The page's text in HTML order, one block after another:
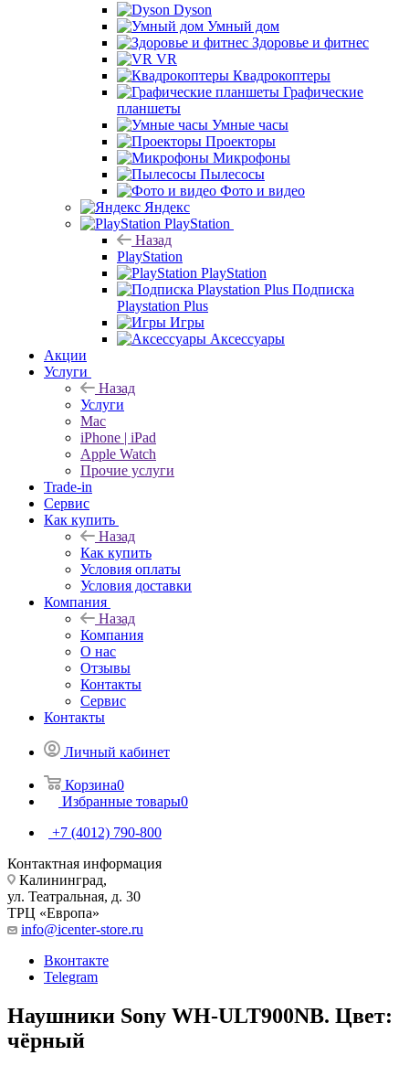
Dyson
Умный дом
Здоровье и фитнес
VR
Квадрокоптеры
Графические
планшеты
Умные часы
Проекторы
Микрофоны
Пылесосы
Фото и видео
Яндекс
PlayStation
Назад
PlayStation
PlayStation
Подписка
Playstation Plus
Игры
Аксессуары
Акции
Услуги
Назад
Услуги
Mac
iPhone | iPad
Apple Watch
Прочие услуги
Trade-in
Сервис
Как купить
Назад
Как купить
Условия оплаты
Условия доставки
Компания
Назад
Компания
О нас
Отзывы
Контакты
Сервис
Контакты
Личный кабинет
Корзина0
Избранные товары0
+7 (4012) 790-800
Контактная информация
Калининград,
ул. Театральная, д. 30
ТРЦ «Европа»
info@icenter-store.ru
Вконтакте
Telegram
Наушники Sony WH-ULT900NB. Цвет:
чёрный